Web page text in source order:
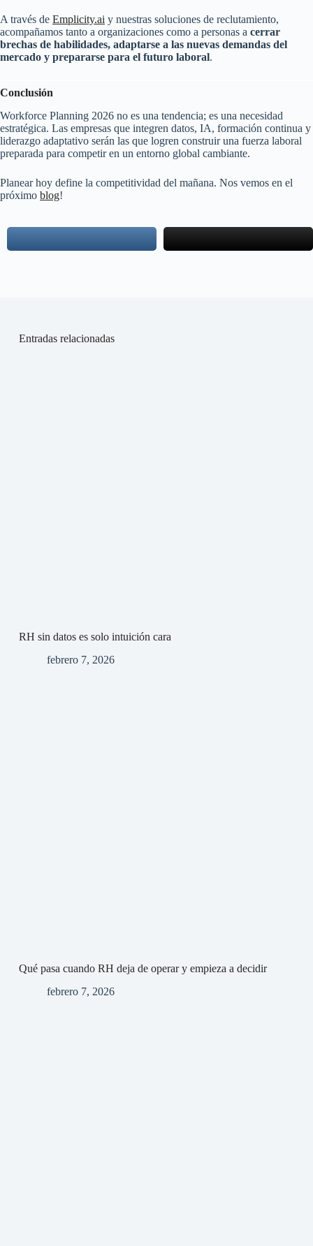
A través de Emplicity.ai y nuestras soluciones de reclutamiento,
acompañamos tanto a organizaciones como a personas a cerrar
brechas de habilidades, adaptarse a las nuevas demandas del
mercado y prepararse para el futuro laboral.
Conclusión
Workforce Planning 2026 no es una tendencia; es una necesidad
estratégica. Las empresas que integren datos, IA, formación continua y
liderazgo adaptativo serán las que logren construir una fuerza laboral
preparada para competir en un entorno global cambiante.
Planear hoy define la competitividad del mañana. Nos vemos en el
próximo blog!
Entradas relacionadas
RH sin datos es solo intuición cara
febrero 7, 2026
Qué pasa cuando RH deja de operar y empieza a decidir
febrero 7, 2026